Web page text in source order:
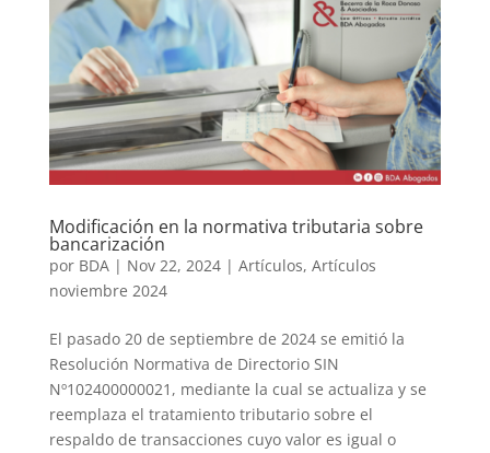
Modificación en la normativa tributaria sobre
bancarización
por BDA| Nov 22, 2024| Artículos, Artículos
noviembre 2024
El pasado 20 de septiembre de 2024 se emitió la
Resolución Normativa de Directorio SIN
Nº102400000021, mediante la cual se actualiza y se
reemplaza el tratamiento tributario sobre el
respaldo de transacciones cuyo valor es igual o